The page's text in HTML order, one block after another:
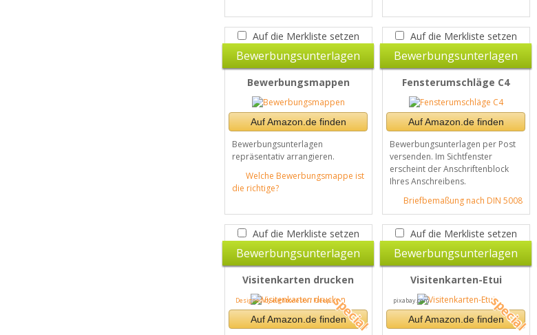
Auf die Merkliste setzen
Bewerbungsunterlagen
Bewerbungsmappen
Auf Amazon.de finden
Bewerbungsunterlagen
repräsentativ arrangieren.
Welche Bewerbungsmappe ist
die richtige?
Auf die Merkliste setzen
Bewerbungsunterlagen
Fensterumschläge C4
Auf Amazon.de finden
Bewerbungsunterlagen per Post
versenden. Im Sichtfenster
erscheint der Anschriftenblock
Ihres Anschreibens.
Briefbemaßung nach DIN 5008
Auf die Merkliste setzen
Bewerbungsunterlagen
Visitenkarten drucken
Designed by eightonesix / Freepik
Auf Amazon.de finden
Auf die Merkliste setzen
Bewerbungsunterlagen
Visitenkarten-Etui
pixabay.com
Auf Amazon.de finden